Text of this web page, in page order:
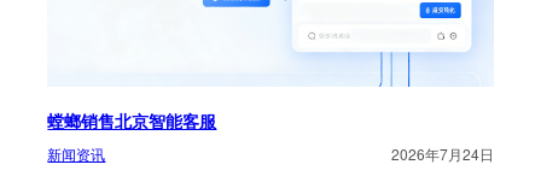
螳螂销售北京智能客服
新闻资讯 2026年7月24日